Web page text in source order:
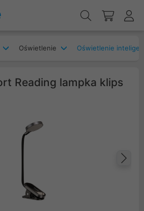
Oświetlenie Oświetlenie
Reading lampka klips